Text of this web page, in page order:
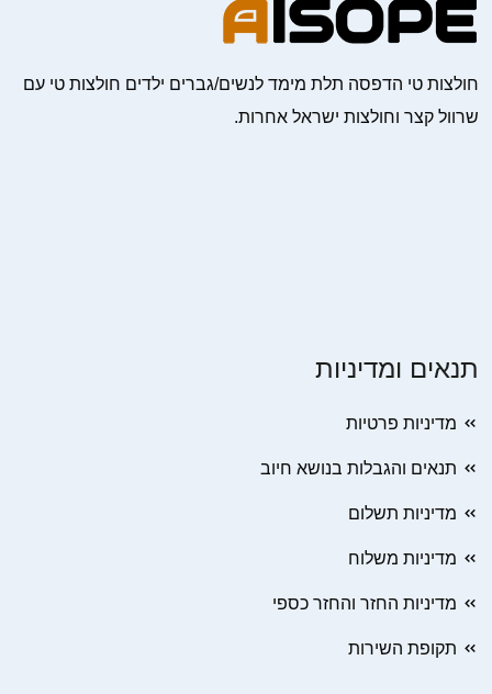
חולצות טי הדפסה תלת מימד לנשים/גברים ילדים חולצות טי עם
שרוול קצר וחולצות ישראל אחרות.
תנאים ומדיניות
מדיניות פרטיות
תנאים והגבלות בנושא חיוב
מדיניות תשלום
מדיניות משלוח
מדיניות החזר והחזר כספי
תקופת השירות